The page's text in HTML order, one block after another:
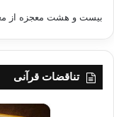
بیست و هشت معجزه از
تناقضات قرآنی